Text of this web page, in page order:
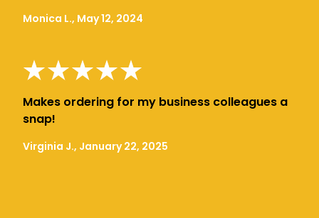
Monica L., May 12, 2024
Makes ordering for my business colleagues a
snap!
Virginia J., January 22, 2025